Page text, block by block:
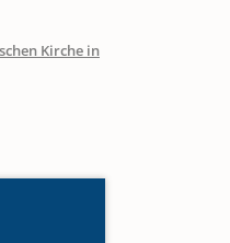
Kirche in